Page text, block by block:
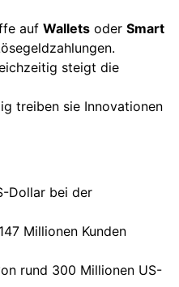
auf Wallets oder Smart
steigt die
treiben sie Innovationen
Dollar bei der
Millionen Kunden
rund 300 Millionen US-